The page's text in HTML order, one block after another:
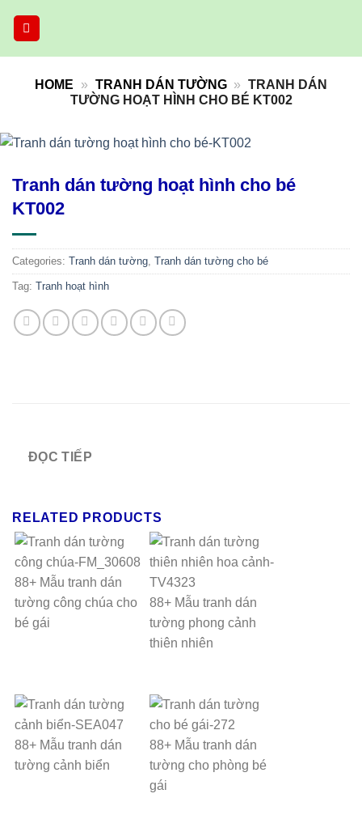
HOME » TRANH DÁN TƯỜNG » TRANH DÁN
TƯỜNG HOẠT HÌNH CHO BÉ KT002
Tranh dán tường hoạt hình cho bé
KT002
Categories: Tranh dán tường, Tranh dán tường cho bé
Tag: Tranh hoạt hình
ĐỌC TIẾP
RELATED PRODUCTS
88+ Mẫu tranh dán
tường công chúa cho
bé gái
88+ Mẫu tranh dán
tường phong cảnh
thiên nhiên
88+ Mẫu tranh dán
tường cảnh biển
88+ Mẫu tranh dán
tường cho phòng bé
gái